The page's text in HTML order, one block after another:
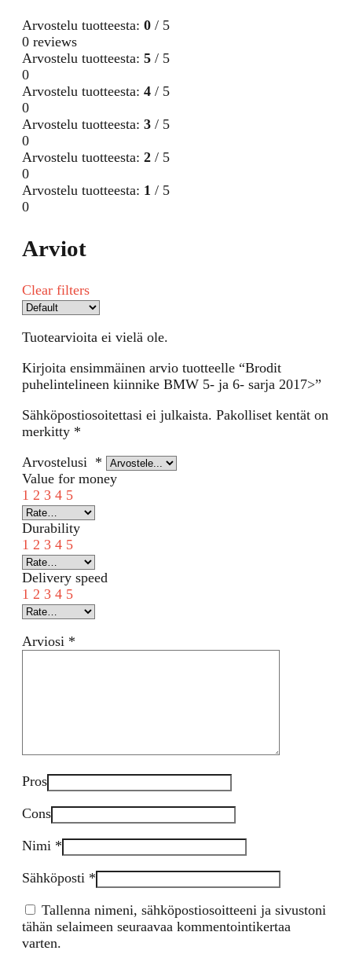
Arvostelu tuotteesta: 0 / 5
0 reviews
Arvostelu tuotteesta: 5 / 5
0
Arvostelu tuotteesta: 4 / 5
0
Arvostelu tuotteesta: 3 / 5
0
Arvostelu tuotteesta: 2 / 5
0
Arvostelu tuotteesta: 1 / 5
0
Arviot
Clear filters
Tuotearvioita ei vielä ole.
Kirjoita ensimmäinen arvio tuotteelle “Brodit
puhelintelineen kiinnike BMW 5- ja 6- sarja 2017>”
Sähköpostiosoitettasi ei julkaista. Pakolliset kentät on
merkitty *
Arvostelusi *
Value for money
1 2 3 4 5
Durability
1 2 3 4 5
Delivery speed
1 2 3 4 5
Arviosi *
Pros
Cons
Nimi *
Sähköposti *
Tallenna nimeni, sähköpostiosoitteeni ja sivustoni
tähän selaimeen seuraavaa kommentointikertaa
varten.